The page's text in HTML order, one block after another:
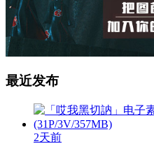
最近发布
2天前